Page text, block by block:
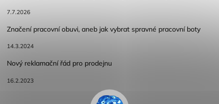
7.7.2026
Značení pracovní obuvi, aneb jak vybrat spravné pracovní boty
14.3.2024
Nový reklamační řád pro prodejnu
16.2.2023